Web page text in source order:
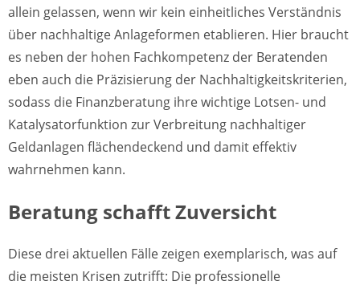
allein gelassen, wenn wir kein einheitliches Verständnis
über nachhaltige Anlageformen etablieren. Hier braucht
es neben der hohen Fachkompetenz der Beratenden
eben auch die Präzisierung der Nachhaltigkeitskriterien,
sodass die Finanzberatung ihre wichtige Lotsen- und
Katalysatorfunktion zur Verbreitung nachhaltiger
Geldanlagen flächendeckend und damit effektiv
wahrnehmen kann.
Beratung schafft Zuversicht
Diese drei aktuellen Fälle zeigen exemplarisch, was auf
die meisten Krisen zutrifft: Die professionelle